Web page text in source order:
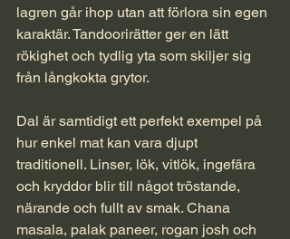
lagren går ihop utan att förlora sin egen
karaktär. Tandoorirätter ger en lätt
rökighet och tydlig yta som skiljer sig
från långkokta grytor.
Dal är samtidigt ett perfekt exempel på
hur enkel mat kan vara djupt
traditionell. Linser, lök, vitlök, ingefära
och kryddor blir till något tröstande,
närande och fullt av smak. Chana
masala, palak paneer, rogan josh och